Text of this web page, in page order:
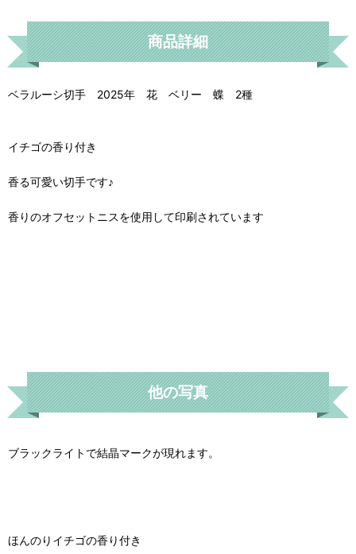
商品詳細
ベラルーシ切手 2025年 花 ベリー 蝶 2種
イチゴの香り付き
香る可愛い切手です♪
香りのオフセットニスを使用して印刷されています
他の写真
ブラックライトで結晶マークが現れます。
ほんのりイチゴの香り付き